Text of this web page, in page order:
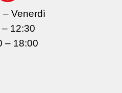
– Venerdì
12:30
– 18:00